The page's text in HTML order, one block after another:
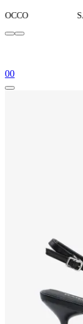
SALE на
00